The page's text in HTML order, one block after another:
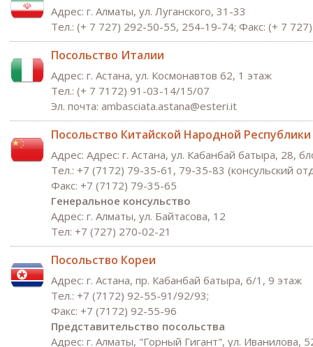
Адрес: г. Алматы, ул. Луганского, 31-33
Тел.: (+ 7 727) 292-50-55, 254-19-74; Факс: (+ 7
Посольство Италии
Адрес: г. Астана, ул. Космонавтов 62, 1 этаж
Тел.: (+ 7 7172) 91-03-14/15/07
Эл. почта: ambasciata.astana@esteri.it
Посольство Китайской Народной Республики
Адрес: Адрес: г. Астана, ул. Кабанбай батыра, 28,
Tел.: +7 (7172) 79-35-61, 79-35-83 (консульский
Факс: +7 (7172) 79-35-65
Генеральное консульство
Адрес: г. Алматы, ул. Байтасова, 12
Тел: +7 (727) 270-02-21
Посольство Кореи
Адрес: г. Астана, пр. Кабанбай батыра, 6/1, 9 этаж
Тел.: +7 (7172) 92-55-91/92/93;
Факс: +7 (7172) 92-55-96
Представительство посольства
Адрес: г. Алматы, "Горный Гигант", ул. Иванилова,